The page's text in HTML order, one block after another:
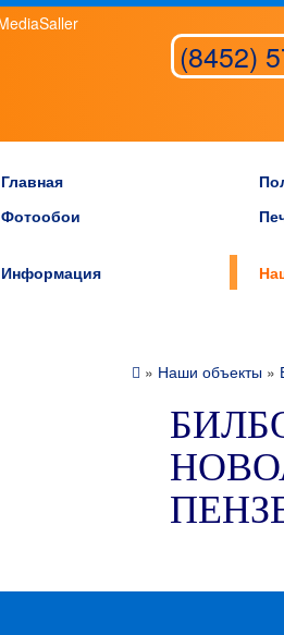
(8452)
Главная
Фотообои
Информация
» Наши объекты »